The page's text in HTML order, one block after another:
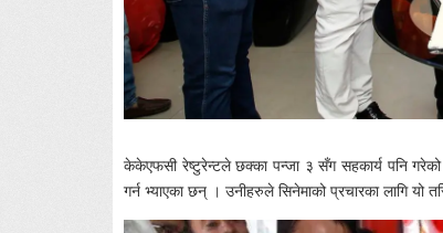
केकेएफसी रेष्टुरेन्टले छक्का पन्जा ३ सँग सहकार्य पनि
गर्न भ्याएका छन् । उनीहरुले सिनेमाको प्रचारका लागि यो